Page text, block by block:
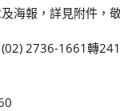
海報，詳見附件，
2736-1661轉